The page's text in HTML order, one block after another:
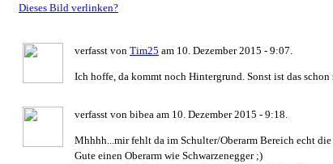
Dieses Bild verlinken?
verfasst von Tim25 am 10. Dezember 2015 - 9:07.
Ich hoffe, da kommt noch Hintergrund. Sonst ist das schon
verfasst von bibea am 10. Dezember 2015 - 9:18.
Mhhhh...mir fehlt da im Schulter/Oberarm Bereich echt
Gute einen Oberarm wie Schwarzenegger ;)